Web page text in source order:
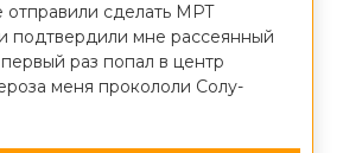
отправили сделать МРТ
подтвердили мне рассеянный
раз попал в центр
меня прокололи Солу-